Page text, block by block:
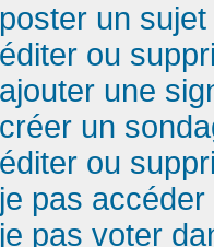
un
ou
une
un
ou
pas
pas voter